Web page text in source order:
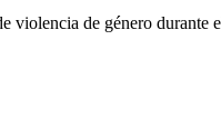
violencia de género